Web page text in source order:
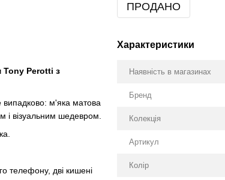
Tony Perotti з
випадково: м'яка матова
і візуальним шедевром.
телефону, дві кишені
ПРОДАНО
Характеристики
Наявність в магазинах
Бренд
Колекція
Артикул
Колір